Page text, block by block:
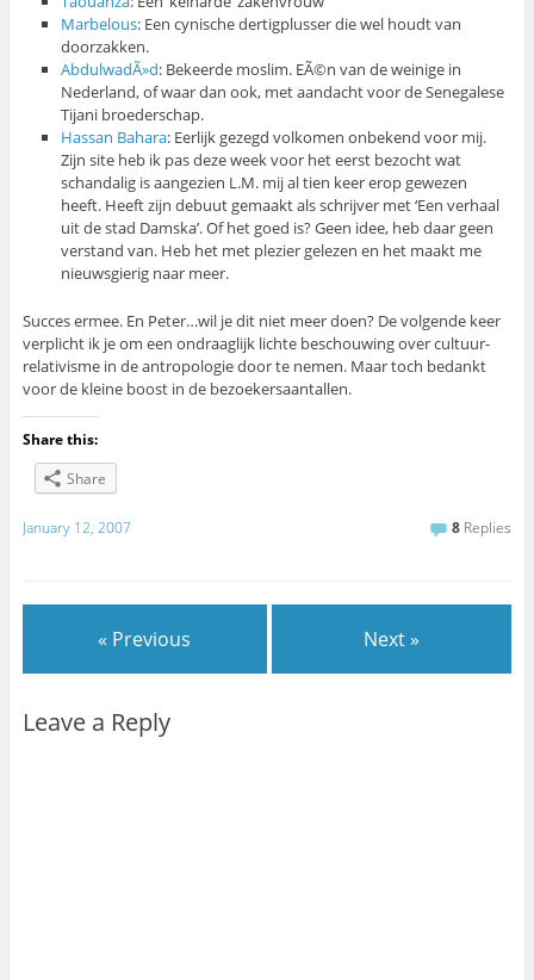
Marbelous: Een cynische dertigplusser die wel houdt van
doorzakken.
AbdulwadÃ»d: Bekeerde moslim. EÃ©n van de weinige in
Nederland, of waar dan ook, met aandacht voor de Senegalese
Tijani broederschap.
Hassan Bahara: Eerlijk gezegd volkomen onbekend voor mij.
Zijn site heb ik pas deze week voor het eerst bezocht wat
schandalig is aangezien L.M. mij al tien keer erop gewezen
heeft. Heeft zijn debuut gemaakt als schrijver met ‘Een verhaal
uit de stad Damska’. Of het goed is? Geen idee, heb daar geen
verstand van. Heb het met plezier gelezen en het maakt me
nieuwsgierig naar meer.
Succes ermee. En Peter…wil je dit niet meer doen? De volgende keer
verplicht ik je om een ondraaglijk lichte beschouwing over cultuur-
relativisme in de antropologie door te nemen. Maar toch bedankt
voor de kleine boost in de bezoekersaantallen.
Share this:
Share
January 12, 2007 8 Replies
« Previous Next »
Leave a Reply